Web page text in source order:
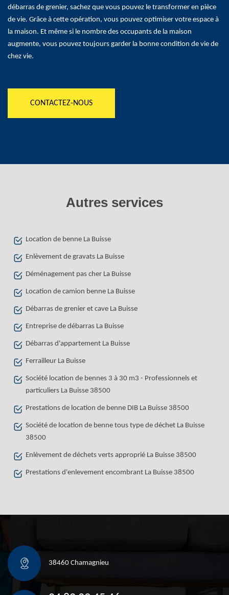
débarras de grenier, sachez que vous pouvez le transformer en pièce
de vie. Grâce à cette opération, vous pouvez optimiser votre espace à
la maison. Et même si le nombre des occupants de la maison
augmente, vous pouvez toujours garder la bonne condition de vie de
chez vie.
CONTACTEZ-NOUS
Autres services
Location de benne La Buisse
Enlèvement de gravats La Buisse
Déménagement pas cher La Buisse
Location de camion benne La Buisse
Débarras de grenier et cave La Buisse
Entreprise de débarras La Buisse
Débarras d'appartement La Buisse
Ferrailleur La Buisse
Société location de bennes 3 à 30 m3 - Professionnels et
particuliers La Buisse 38500
Prestations de location de benne DIB La Buisse 38500
Société de location de benne tous type de déchet La Buisse
38500
Enlèvement de déchets verts approprié La Buisse 38500
Prestations d'enlevement encombrant La Buisse 38500
38460 Chamagnieu